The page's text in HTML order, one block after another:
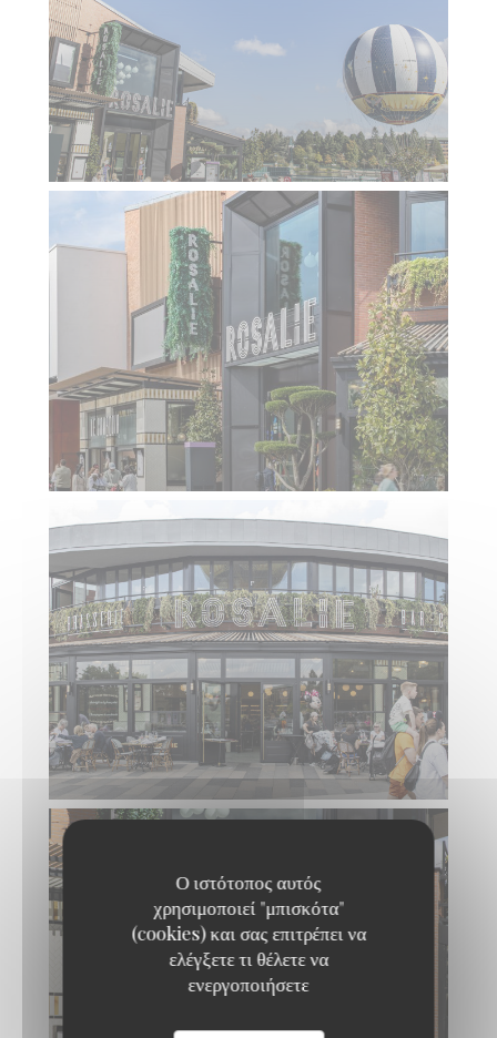
Ο ιστότοπος αυτός
χρησιμοποιεί "μπισκότα"
(cookies) και σας επιτρέπει να
ελέγξετε τι θέλετε να
ενεργοποιήσετε